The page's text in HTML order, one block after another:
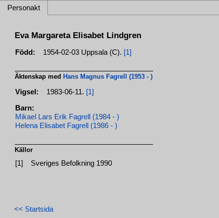
Personakt
Eva Margareta Elisabet Lindgren
Född: 1954-02-03 Uppsala (C). [1]
Äktenskap med Hans Magnus Fagrell (1953 - )
Vigsel: 1983-06-11. [1]
Barn:
Mikael Lars Erik Fagrell (1984 - )
Helena Elisabet Fagrell (1986 - )
Källor
[1] Sveriges Befolkning 1990
<< Startsida